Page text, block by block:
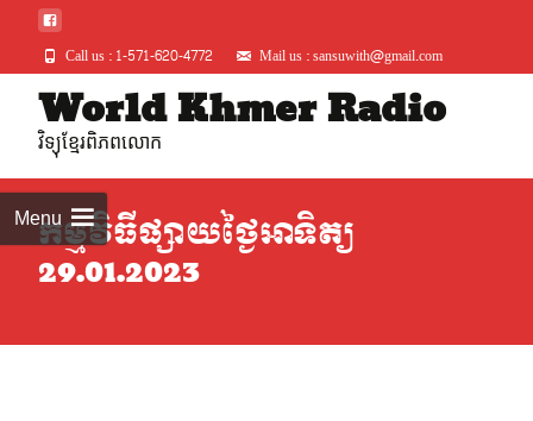
Call us : 1-571-620-4772 Mail us : sansuwith@gmail.com
World Khmer Radio
វិទ្យុខ្មែរពិភពលោក
Menuកម្មវិធីផ្សាយថ្ងៃអាទិត្យ
29.01.2023